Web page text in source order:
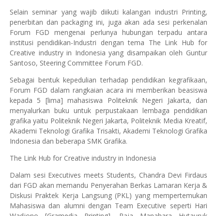
Selain seminar yang wajib diikuti kalangan industri Printing,
penerbitan dan packaging ini, juga akan ada sesi perkenalan
Forum FGD mengenai perlunya hubungan terpadu antara
institusi pendidikan-Industri dengan tema The Link Hub for
Creative industry in Indonesia yang disampaikan oleh Guntur
Santoso, Steering Committee Forum FGD.
Sebagai bentuk kepedulian terhadap pendidikan kegrafikaan,
Forum FGD dalam rangkaian acara ini memberikan beasiswa
kepada 5 [lima] mahasiswa Politeknik Negeri Jakarta, dan
menyalurkan buku untuk perpustakaan lembaga pendidikan
grafika yaitu Politeknik Negeri Jakarta, Politeknik Media Kreatif,
Akademi Teknologi Grafika Trisakti, Akademi Teknologi Grafika
Indonesia dan beberapa SMK Grafika.
The Link Hub for Creative industry in Indonesia
Dalam sesi Executives meets Students, Chandra Devi Firdaus
dari FGD akan memandu Penyerahan Berkas Lamaran Kerja &
Diskusi Praktek Kerja Langsung (PKL) yang mempertemukan
Mahasiswa dan alumni dengan Team Executive seperti Hari